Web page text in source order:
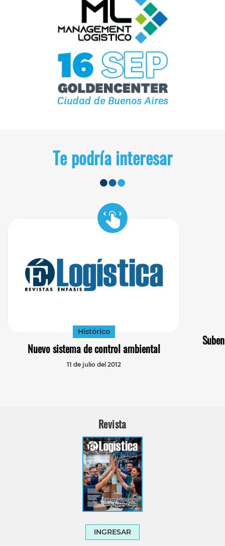
Te podría interesar
Histórico
Nuevo sistema de control ambiental
11 de julio del 2012
Revista
INGRESAR